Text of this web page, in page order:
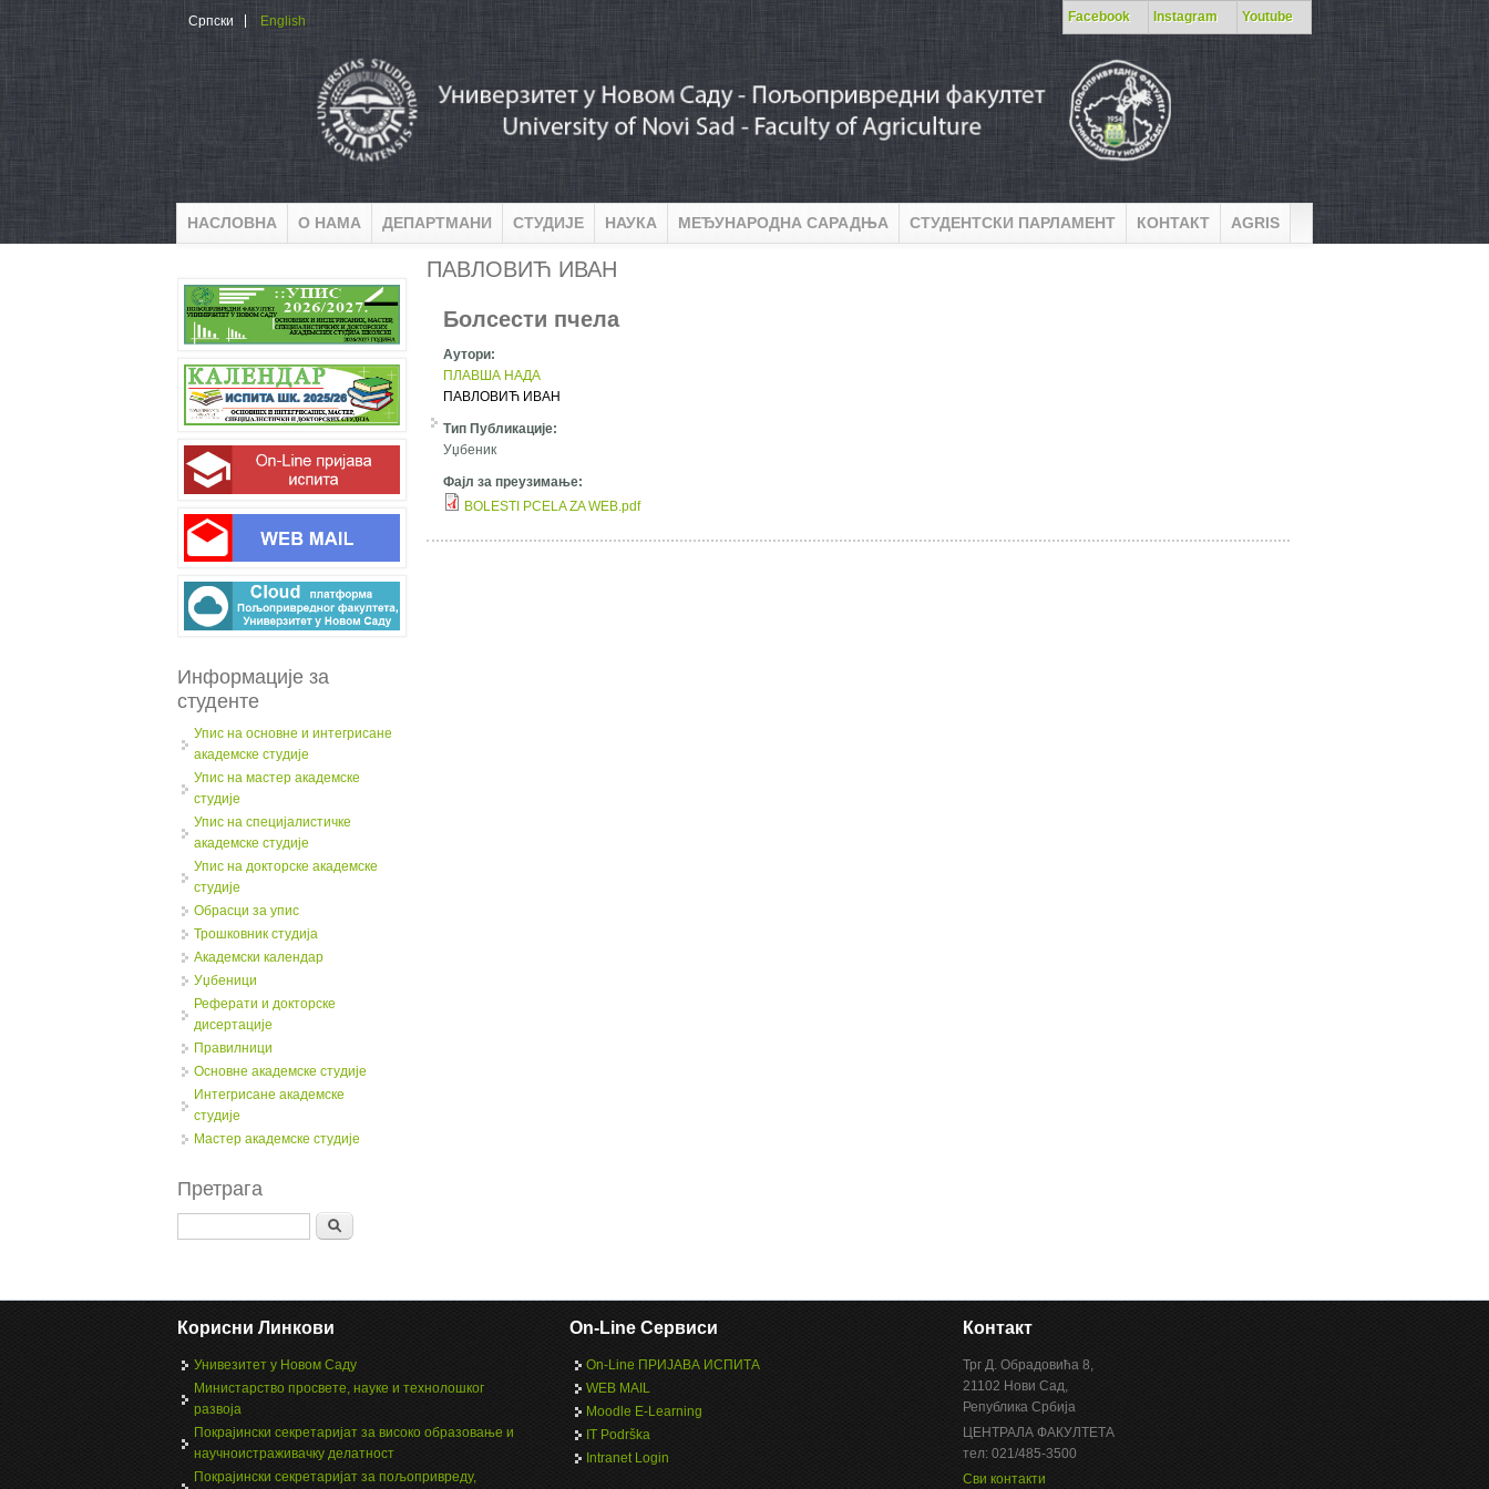
Skip to main content Facebook Instagram Youtube
Српски English
НАСЛОВНА О НАМА ДЕПАРТМАНИ СТУДИЈЕ НАУКА МЕЂУНАРОДНА САРАДЊА СТУДЕНТСКИ ПАРЛАМЕНТ КОНТАКТ AGRIS
ПАВЛОВИЋ ИВАН
Болсести пчела
Аутори:
ПЛАВША НАДА
ПАВЛОВИЋ ИВАН
Тип Публикације:
Уџбеник
Фајл за преузимање:
BOLESTI PCELA ZA WEB.pdf
Информације за
студенте
Упис на основне и интегрисане
академске студије
Упис на мастер академске
студије
Упис на специјалистичке
академске студије
Упис на докторске академске
студије
Обрасци за упис
Трошковник студија
Академски календар
Уџбеници
Реферати и докторске
дисертације
Правилници
Oсновне академске студије
Интегрисане академске
студије
Мастер академске студије
Претрага
Корисни Линкови
Унивезитет у Новом Саду
Министарство просвете, науке и технолошког
развоја
Покрајински секретаријат за високо образовање и
научноистраживачку делатност
Покрајински секретаријат за пољопривреду,
On-Line Сервиси
On-Line ПРИЈАВА ИСПИТА
WEB MAIL
Moodle E-Learning
IT Podrška
Intranet Login
Контакт
Трг Д. Обрадовића 8,
21102 Нови Сад,
Република Србија
ЦЕНТРАЛА ФАКУЛТЕТА
тел: 021/485-3500
Сви контакти